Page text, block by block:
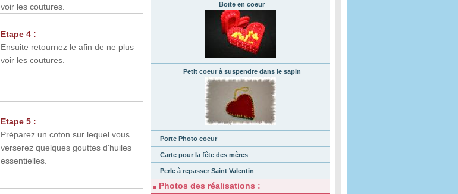
voir les coutures.
Etape 4 :
Ensuite retournez le afin de ne plus
voir les coutures.
Etape 5 :
Préparez un coton sur lequel vous
verserez quelques gouttes d'huiles
essentielles.
Boite en coeur
Petit coeur à suspendre dans le sapin
Porte Photo coeur
Carte pour la fête des mères
Perle à repasser Saint Valentin
Photos des réalisations :